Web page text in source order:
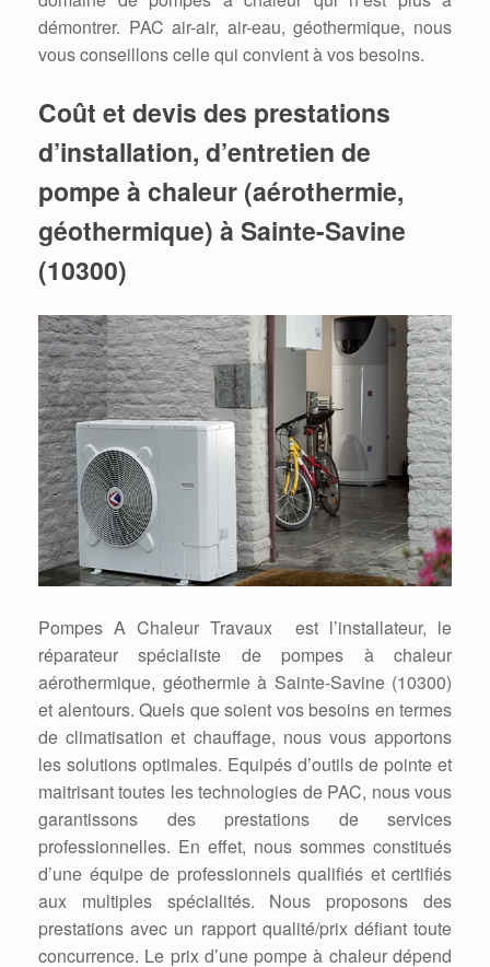
démontrer. PAC air-air, air-eau, géothermique, nous
vous conseillons celle qui convient à vos besoins.
Coût et devis des prestations
d’installation, d’entretien de
pompe à chaleur (aérothermie,
géothermique) à Sainte-Savine
(10300)
Pompes A Chaleur Travaux est l’installateur, le
réparateur spécialiste de pompes à chaleur
aérothermique, géothermie à Sainte-Savine (10300)
et alentours. Quels que soient vos besoins en termes
de climatisation et chauffage, nous vous apportons
les solutions optimales. Equipés d’outils de pointe et
maitrisant toutes les technologies de PAC, nous vous
garantissons des prestations de services
professionnelles. En effet, nous sommes constitués
d’une équipe de professionnels qualifiés et certifiés
aux multiples spécialités. Nous proposons des
prestations avec un rapport qualité/prix défiant toute
concurrence. Le prix d’une pompe à chaleur dépend